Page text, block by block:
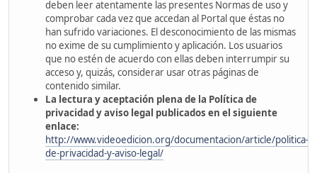
deben leer atentamente las presentes Normas de uso y
comprobar cada vez que accedan al Portal que éstas no
han sufrido variaciones. El desconocimiento de las mismas
no exime de su cumplimiento y aplicación. Los usuarios
que no estén de acuerdo con ellas deben interrumpir su
acceso y, quizás, considerar usar otras páginas de
contenido similar.
La lectura y aceptación plena de la Política de
privacidad y aviso legal publicados en el siguiente
enlace:
http://www.videoedicion.org/documentacion/article/politica-
de-privacidad-y-aviso-legal/